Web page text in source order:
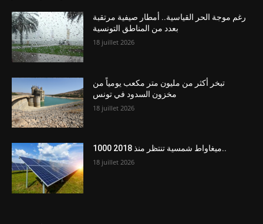
رغم موجة الحر القياسية.. أمطار صيفية مرتقبة
بعدد من المناطق التونسية
18 juillet 2026
تبخر أكثر من مليون متر مكعب يومياً من
مخزون السدود في تونس
18 juillet 2026
1000 ميغاواط شمسية تنتظر منذ 2018..
18 juillet 2026